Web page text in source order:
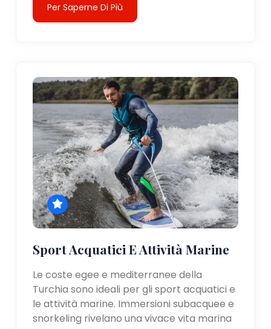
Per Saperne Di Più
Sport Acquatici E Attività Marine
Le coste egee e mediterranee della
Turchia sono ideali per gli sport acquatici e
le attività marine. Immersioni subacquee e
snorkeling rivelano una vivace vita marina